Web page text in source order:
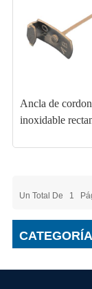
Ancla de
inoxidable
Un Total De 1